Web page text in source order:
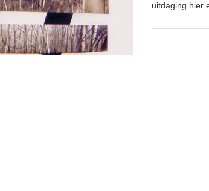
uitdaging hier